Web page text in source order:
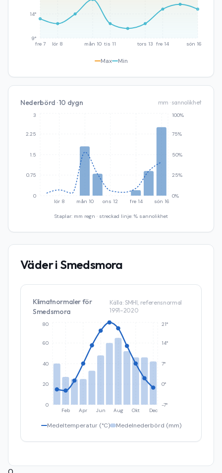
fre 7 lör 8 mån 10 tis 11 tors 13 fre 14 sön 16
9°
14°
Max Min
Nederbörd · 10 dygn mm · sannolikhet
lör 8 mån 10 ons 12 fre 14 sön 16
0
0.75
1.5
2.25
3
0%
25%
50%
75%
100%
Staplar: mm regn · streckad linje: % sannolikhet
Väder i Smedsmora
Klimatnormaler för
Smedsmora
Källa: SMHI, referensnormal
1991–2020
Feb Apr Jun Aug Okt Dec
0
20
40
60
80
-7°
0°
7°
14°
21°
Medeltemperatur (°C) Medelnederbörd (mm)